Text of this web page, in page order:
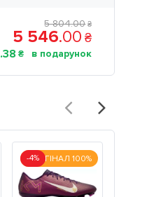
5 804.00 ₴
5 546.00 ₴
.38 ₴
ОРИГІНАЛ 100%
-4%